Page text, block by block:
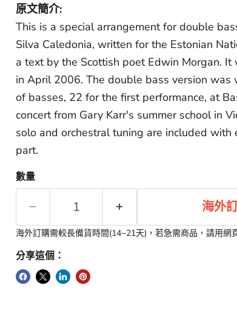
原文簡介:
This is a special arrangement for double
Silva Caledonia, written for the Estonian
a text by the Scottish poet Edwin Morgan.
in April 2006. The double bass version
of basses, 22 for the first performance, at
concert from Gary Karr's summer school in
solo and orchestral tuning are included with
part.
數量
海外
海外訂購需較長備貨時間(14~21天)，若急需商品，請用網
分享這個：